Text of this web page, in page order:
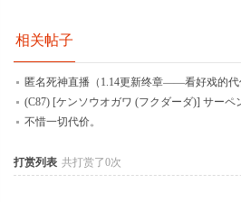
相关帖子
匿名死神直播（1.14更新终章——看好戏的
(C87) [ケンソウオガワ (フクダーダ)] サーペ
[中国翻訳]
不惜一切代价。
打赏列表 共打赏了0次